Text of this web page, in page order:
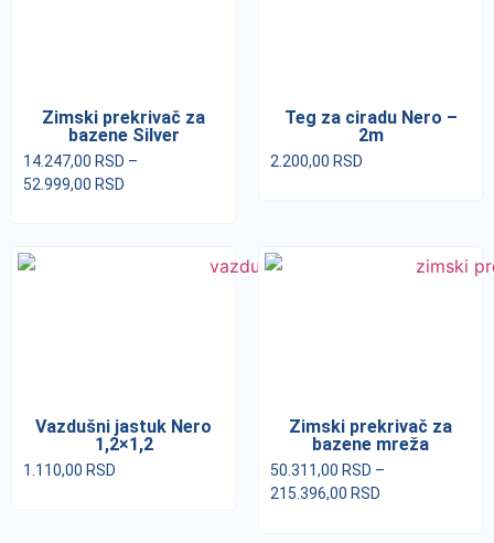
Zimski prekrivač za
bazene Silver
14.247,00 RSD –
52.999,00 RSD
Teg za ciradu Nero –
2m
2.200,00 RSD
Vazdušni jastuk Nero
1,2×1,2
1.110,00 RSD
Zimski prekrivač za
bazene mreža
50.311,00 RSD –
215.396,00 RSD